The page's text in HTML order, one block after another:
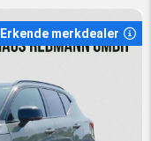
Erkende merkdealer